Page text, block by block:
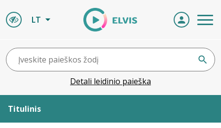
LT
Detali leidinio paieška
Titulinis